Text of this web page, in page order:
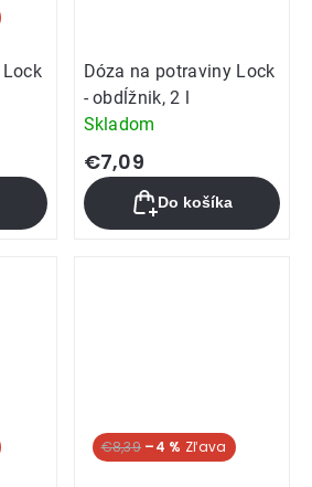
Dóza na potraviny Lock
- obdĺžnik, 2 l
Skladom
€7,09
Do košíka
€8,39 –4 %